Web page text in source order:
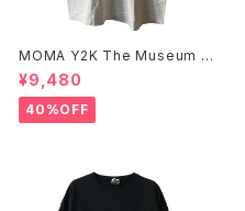
MOMA Y2K The Museum O
f Modern Art, New York Te
e
¥9,480
40%OFF